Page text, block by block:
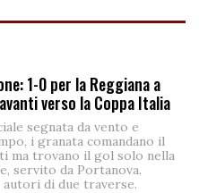
1-0 per la Reggiana a
verso la Coppa Italia
segnata da vento e
i granata comandano il
ma trovano il gol solo nella
servito da Portanova.
di due traverse.